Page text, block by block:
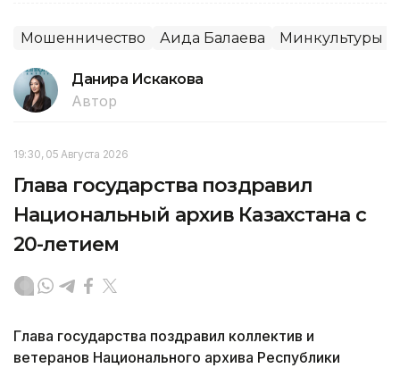
Мошенничество Аида Балаева Минкультуры
Данира Искакова
Автор
19:30, 05 Августа 2026
Глава государства поздравил
Национальный архив Казахстана с
20-летием
Глава государства поздравил коллектив и
ветеранов Национального архива Республики